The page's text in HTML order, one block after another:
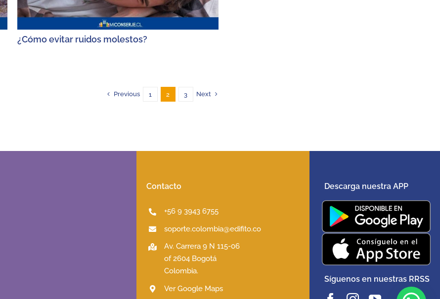
¿Cómo evitar ruidos molestos?
Previous 1 2 3 Next
Contacto
+56 9 3943 6755
soporte.colombia@edifito.co
Av. Carrera 9 N 115-06
of 2604 Bogotá
Colombia.
Ver Google Maps
Descarga nuestra APP
Síguenos en nuestras RRSS